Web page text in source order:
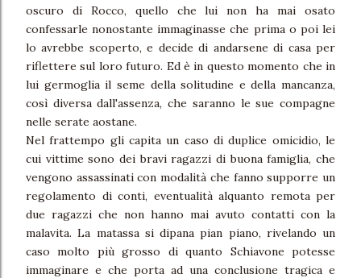
oscuro di Rocco, quello che lui non ha mai osato
confessarle nonostante immaginasse che prima o poi lei
lo avrebbe scoperto, e decide di andarsene di casa per
riflettere sul loro futuro. Ed è in questo momento che in
lui germoglia il seme della solitudine e della mancanza,
così diversa dall'assenza, che saranno le sue compagne
nelle serate aostane.
Nel frattempo gli capita un caso di duplice omicidio, le
cui vittime sono dei bravi ragazzi di buona famiglia, che
vengono assassinati con modalità che fanno supporre un
regolamento di conti, eventualità alquanto remota per
due ragazzi che non hanno mai avuto contatti con la
malavita. La matassa si dipana pian piano, rivelando un
caso molto più grosso di quanto Schiavone potesse
immaginare e che porta ad una conclusione tragica e